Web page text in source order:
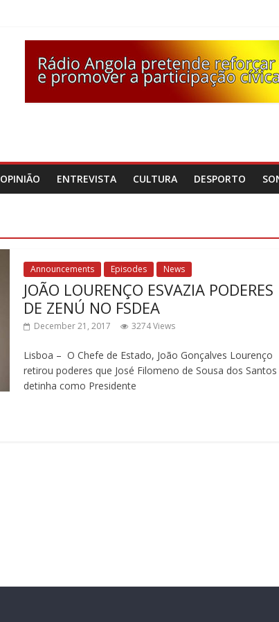
OPINIÃO ENTREVISTA CULTURA DESPORTO
Announcements Episodes News
JOÃO LOURENÇO ESVAZIA PODERES
DE ZENÚ NO FSDEA
December 21, 2017 3274 Views
Lisboa – O Chefe de Estado, João Gonçalves Lourenço
retirou poderes que José Filomeno de Sousa dos Santos
detinha como Presidente